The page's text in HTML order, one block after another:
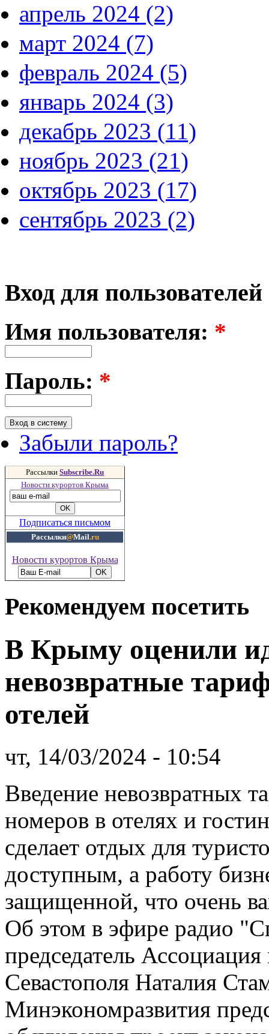
апрель 2024 (2)
март 2024 (7)
февраль 2024 (5)
январь 2024 (3)
декабрь 2023 (11)
ноябрь 2023 (21)
октябрь 2023 (17)
сентябрь 2023 (2)
Вход для пользователей
Имя пользователя: *
Пароль: *
Забыли пароль?
Рассылки Subscribe.Ru
Новости курортов Крыма
Подписаться письмом
Рассылки@Mail.ru
Новости курортов Крыма
Рекомендуем посетить
В Крыму оценили
невозвратные
отелей
чт, 14/03/2024 - 10:54
Введение невозвратных
номеров в отелях и
сделает отдых для
доступным, а работу
защищенной, что очень
Об этом в эфире радио
председатель
Севастополя Наталия
Минэкономразвития